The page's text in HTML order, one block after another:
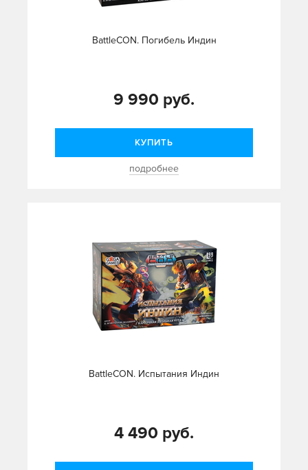
BattleCON. Погибель Индин
9 990 руб.
КУПИТЬ
подробнее
BattleCON. Испытания Индин
4 490 руб.